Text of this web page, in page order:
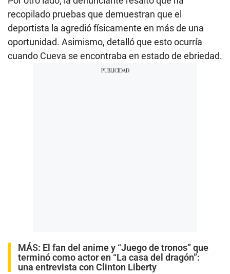
recopilado pruebas que demuestran que el
deportista la agredió físicamente en más de una
oportunidad. Asimismo, detalló que esto ocurría
cuando Cueva se encontraba en estado de ebriedad.
MÁS: El fan del anime y “Juego de tronos” que
terminó como actor en “La casa del dragón”:
una entrevista con Clinton Liberty